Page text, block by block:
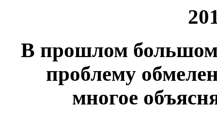
В прошлом
проблему
многое